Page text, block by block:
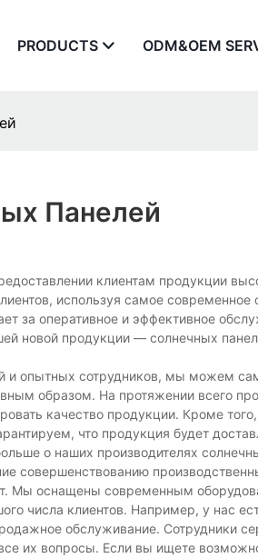
PRODUCTS ODM&OEM
Панелей
клиентам продукции
используя самое
за оперативное и эффективное
новой продукции — солнечных
опытных сотрудников, мы можем
образом. На протяжении всего
качество продукции. Кроме
что продукция будет
о наших производителях
совершенствованию
Мы оснащены современным
числа клиентов. Например, у нас
обслуживание. Сотрудники
их вопросы. Если вы ищете